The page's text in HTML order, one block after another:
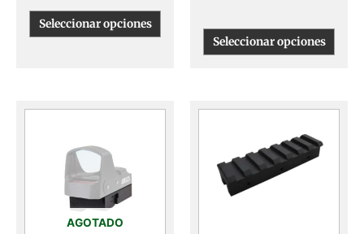
Seleccionar opciones
Seleccionar opciones
AGOTADO